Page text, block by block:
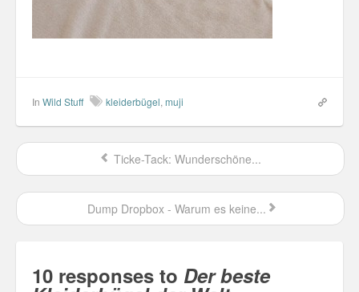
In Wild Stuff kleiderbügel, muji
Ticke-Tack: Wunderschöne...
Dump Dropbox - Warum es keine...
10 responses to Der beste